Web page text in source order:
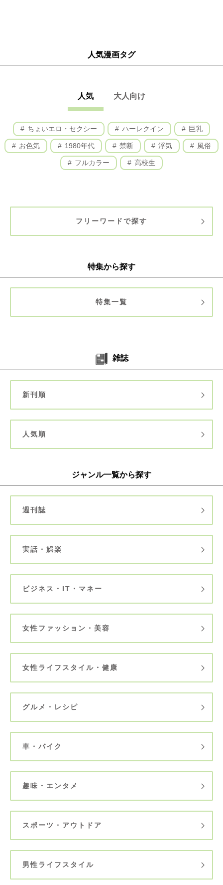
人気漫画タグ
人気 大人向け
ちょいエロ・セクシー ハーレクイン 巨乳
お色気 1980年代 禁断 浮気 風俗
フルカラー 高校生
フリーワードで探す
特集から探す
特集一覧
雑誌
新刊順
人気順
ジャンル一覧から探す
週刊誌
実話・娯楽
ビジネス・IT・マネー
女性ファッション・美容
女性ライフスタイル・健康
グルメ・レシピ
車・バイク
趣味・エンタメ
スポーツ・アウトドア
男性ライフスタイル